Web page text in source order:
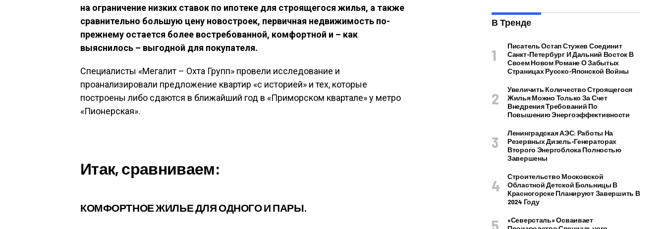
на ограничение низких ставок по ипотеке для строящегося жилья, а также
сравнительно большую цену новостроек, первичная недвижимость по-
прежнему остается более востребованной, комфортной и – как
выяснилось – выгодной для покупателя.
Специалисты «Мегалит – Охта Групп» провели исследование и
проанализировали предложение квартир «с историей» и тех, которые
построены либо сдаются в ближайший год в «Приморском квартале» у метро
«Пионерская».
Итак, сравниваем:
КОМФОРТНОЕ ЖИЛЬЕ ДЛЯ ОДНОГО И ПАРЫ.
В Тренде
Писатель Остап Стужев Соединит
Санкт-Петербург И Дальний Восток В
Своем Новом Романе О Забытых
Страницах Русско-Японской Войны
Увеличить Количество Строящегося
Жилья Можно Только За Счет
Внедрения Требований По
Повышению Энергоэффективности
Ленинградская АЭС: Работы На
Резервных Дизель-Генераторах
Второго Энергоблока Полностью
Завершены
Строительство Московской
Областной Детской Больницы В
Красногорске Планируют Завершить В
2024 Году
«Северсталь» Осваивает